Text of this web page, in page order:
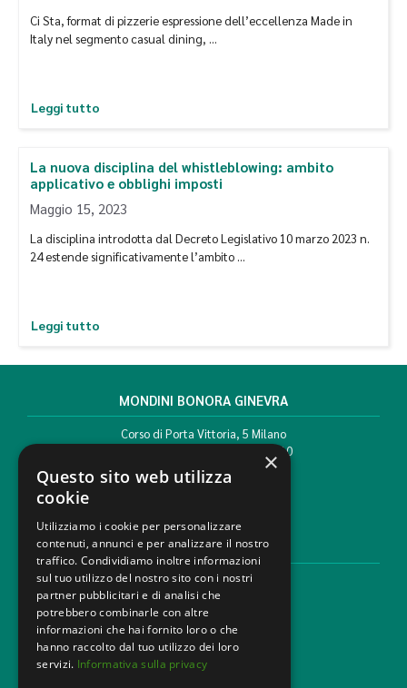
Ci Sta, format di pizzerie espressione dell’eccellenza Made in
Italy nel segmento casual dining, …
Leggi tutto
La nuova disciplina del whistleblowing: ambito
applicativo e obblighi imposti
Maggio 15, 2023
La disciplina introdotta dal Decreto Legislativo 10 marzo 2023 n.
24 estende significativamente l’ambito …
Leggi tutto
MONDINI BONORA GINEVRA
Corso di Porta Vittoria, 5 Milano
T. +39 02 777351 F. +39 02 784510
info@mbg.legal
AREE LEGALI
Aree di Competenza
Settori
Studio legale
Contatti
×
Questo sito web utilizza
cookie
Utilizziamo i cookie per personalizzare
contenuti, annunci e per analizzare il nostro
traffico. Condividiamo inoltre informazioni
sul tuo utilizzo del nostro sito con i nostri
partner pubblicitari e di analisi che
potrebbero combinarle con altre
informazioni che hai fornito loro o che
hanno raccolto dal tuo utilizzo dei loro
servizi. Informativa sulla privacy